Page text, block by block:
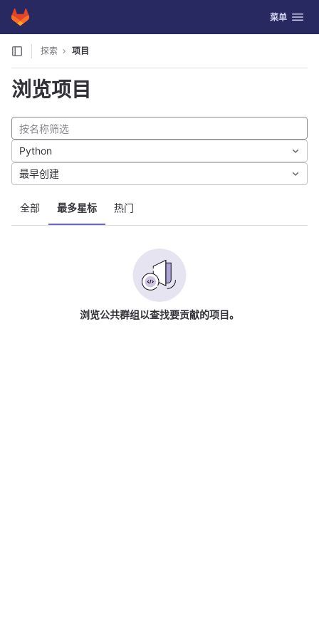
Skip to content
GitLab 切换导航
菜单
探索 项目
浏览项目
全部 最多星标 热门
Python
最早创建
浏览公共群组以查找要贡献的项目。